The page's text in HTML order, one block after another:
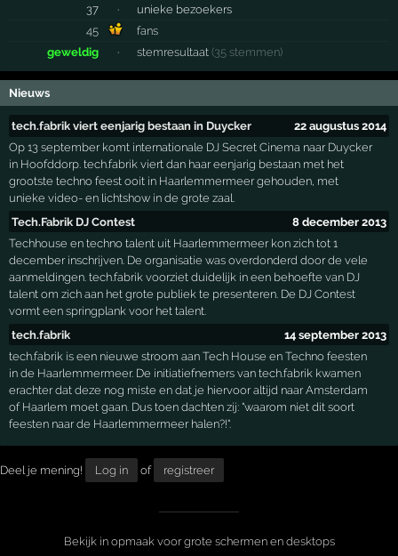
37
·
unieke bezoekers
45
fans
geweldig
· stemresultaat (35 stemmen)
Nieuws
tech.fabrik viert eenjarig bestaan in Duycker
22 augustus 2014
Op 13 september komt internationale DJ Secret Cinema naar Duycker
in Hoofddorp. tech.fabrik viert dan haar eenjarig bestaan met het
grootste techno feest ooit in Haarlemmermeer gehouden, met
unieke video- en lichtshow in de grote zaal.
Tech.Fabrik DJ Contest
8 december 2013
Techhouse en techno talent uit Haarlemmermeer kon zich tot 1
december inschrijven. De organisatie was overdonderd door de vele
aanmeldingen. tech.fabrik voorziet duidelijk in een behoefte van DJ
talent om zich aan het grote publiek te presenteren. De DJ Contest
vormt een springplank voor het talent.
tech.fabrik
14 september 2013
tech.fabrik is een nieuwe stroom aan Tech House en Techno feesten
in de Haarlemmermeer. De initiatiefnemers van tech.fabrik kwamen
erachter dat deze nog miste en dat je hiervoor altijd naar Amsterdam
of Haarlem moet gaan. Dus toen dachten zij: "waarom niet dit soort
feesten naar de Haarlemmermeer halen?!".
Deel je mening! Log in of registreer
Bekijk in opmaak voor grote schermen en desktops